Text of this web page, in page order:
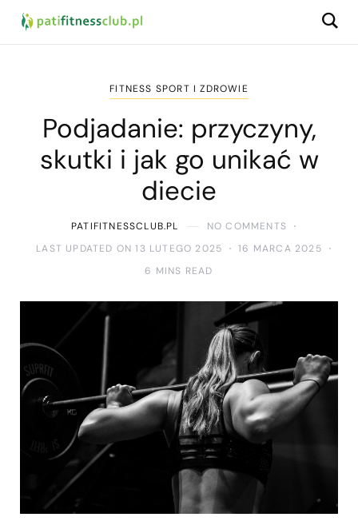
FITNESS SPORT I ZDROWIE
Podjadanie: przyczyny,
skutki i jak go unikać w
diecie
PATIFITNESSCLUB.PL
NO COMMENTS
LAST UPDATED ON 13 LUTEGO 2025
16 MARCA 2025
6 MINS READ